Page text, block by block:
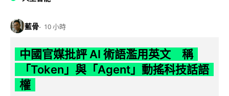
藍骨 10 小時
中國官媒批評 AI 術語濫用英文 稱
「Token」與「Agent」動搖科技話語
權